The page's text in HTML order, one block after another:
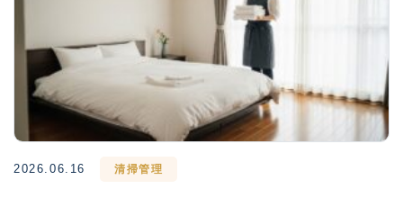
2026.06.16 清掃管理